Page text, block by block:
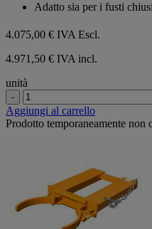
Adatto sia per i fusti
4.075,00 € IVA Escl.
4.971,50 € IVA incl.
unità
-
Aggiungi al carrello
Prodotto temporaneamente non